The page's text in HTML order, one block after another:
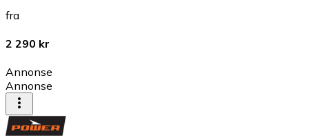
fra
2 290 kr
Annonse
Annonse